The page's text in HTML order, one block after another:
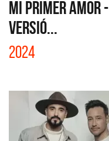
MI PRIMER AMOR -
VERSIÓ...
2024